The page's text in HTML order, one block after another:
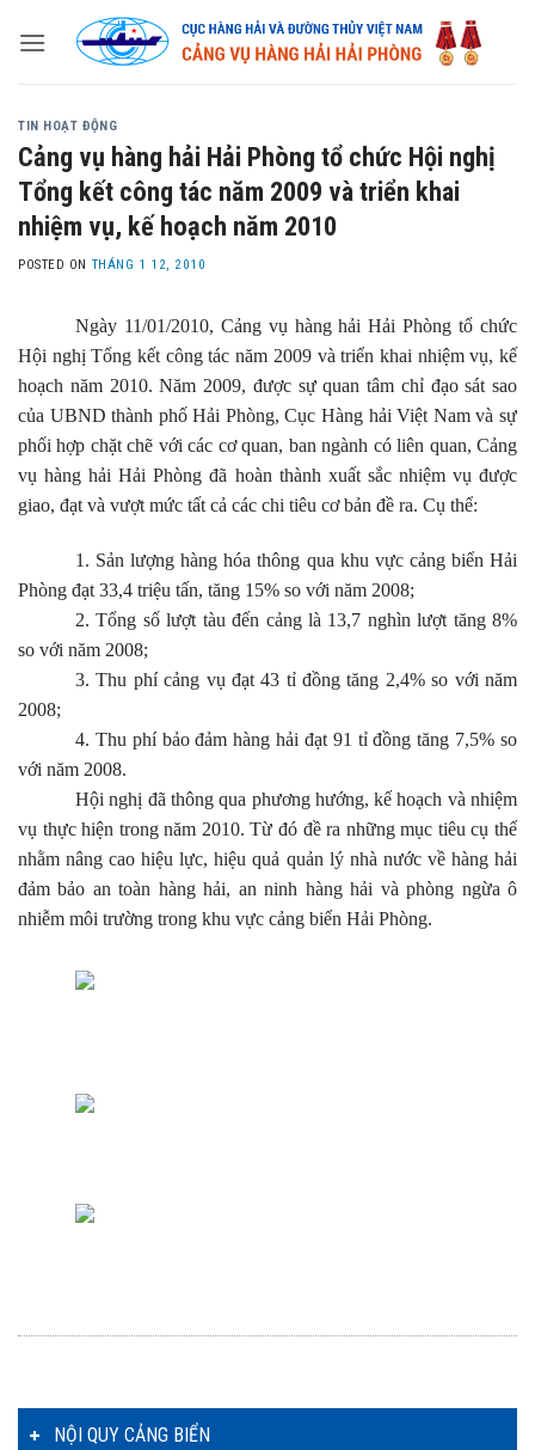
NỘI QUY CẢNG BIỂN
TIN HOẠT ĐỘNG
Cảng vụ hàng hải Hải Phòng tổ chức Hội nghị
Tổng kết công tác năm 2009 và triển khai
nhiệm vụ, kế hoạch năm 2010
POSTED ON THÁNG 1 12, 2010
Ngày 11/01/2010, Cảng vụ hàng hải Hải Phòng tổ chức
Hội nghịTổng kết công tác năm 2009 và triển khai nhiệm vụ, kế
hoạch năm 2010. Năm 2009, được sự quan tâm chỉ đạo sát sao
của UBND thành phố Hải Phòng, Cục Hàng hải Việt Nam và sự
phối hợp chặt chẽ với các cơ quan, ban ngành có liên quan, Cảng
vụ hàng hải Hải Phòng đã hoàn thành xuất sắc nhiệm vụ được
giao, đạt và vượt mức tất cả các chi tiêu cơ bản đề ra. Cụ thể:
1. Sản lượng hàng hóa thông qua khu vực cảng biển Hải
Phòng đạt 33,4 triệu tấn, tăng 15% so với năm 2008;
2. Tổng số lượt tàu đến cảng là 13,7 nghìn lượt tăng 8%
so với năm 2008;
3. Thu phí cảng vụ đạt43 tỉ đồng tăng 2,4%so với năm
2008;
4. Thu phí bảo đảm hàng hải đạt 91 tỉ đồng tăng 7,5%so
với năm 2008.
Hội nghị đã thông qua phương hướng, kế hoạch và nhiệm
vụ thực hiện trong năm 2010. Từ đó đề ra những mục tiêu cụ thể
nhằm nâng cao hiệu lực, hiệu quả quản lý nhà nước về hàng hải
đảm bảo an toàn hàng hải, an ninh hàng hải và phòng ngừa ô
nhiễm môi trường trong khu vực cảng biển Hải Phòng.